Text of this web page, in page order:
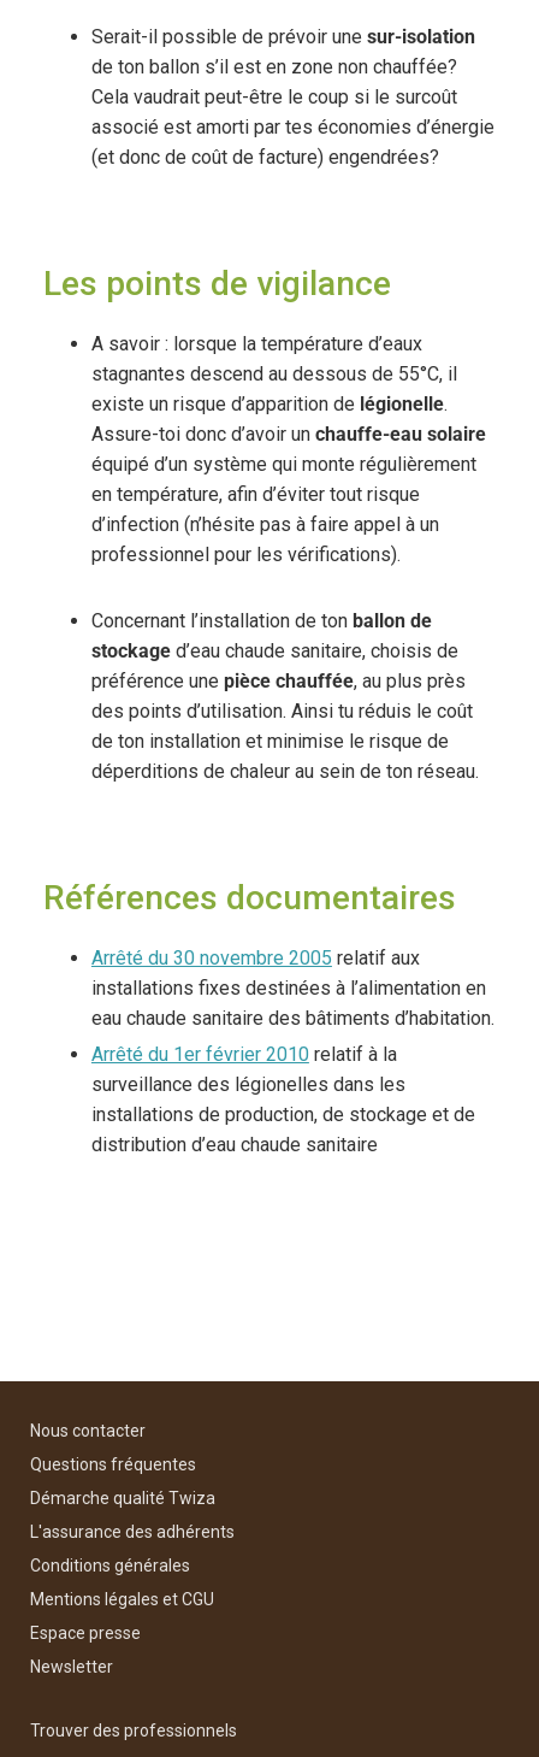
Serait-il possible de prévoir une sur-isolation
de ton ballon s’il est en zone non chauffée?
Cela vaudrait peut-être le coup si le surcoût
associé est amorti par tes économies d’énergie
(et donc de coût de facture) engendrées?
Les points de vigilance
A savoir : lorsque la température d’eaux
stagnantes descend au dessous de 55°C, il
existe un risque d’apparition de légionelle.
Assure-toi donc d’avoir un chauffe-eau solaire
équipé d’un système qui monte régulièrement
en température, afin d’éviter tout risque
d’infection (n’hésite pas à faire appel à un
professionnel pour les vérifications).
Concernant l’installation de ton ballon de
stockaged’eau chaude sanitaire, choisis de
préférence une pièce chauffée, au plus près
des points d’utilisation. Ainsi tu réduis le coût
de ton installation et minimise le risque de
déperditions de chaleur au sein de ton réseau.
Références documentaires
Arrêté du 30 novembre 2005 relatif aux
installations fixes destinées à l’alimentation en
eau chaude sanitaire des bâtiments d’habitation.
Arrêté du 1er février 2010relatif à la
surveillance des légionelles dans les
installations de production, de stockage et de
distribution d’eau chaude sanitaire
Nous contacter
Questions fréquentes
Démarche qualité Twiza
L'assurance des adhérents
Conditions générales
Mentions légales et CGU
Espace presse
Newsletter
Trouver des professionnels